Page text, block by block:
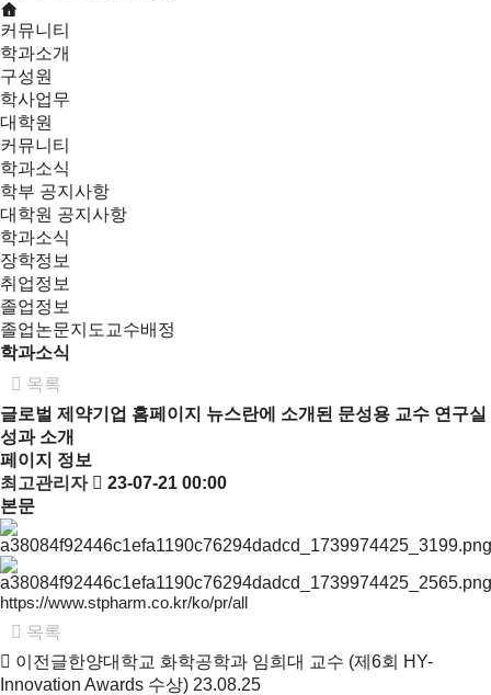
커뮤니티
학과소개
구성원
학사업무
대학원
커뮤니티
학과소식
학부 공지사항
대학원 공지사항
학과소식
장학정보
취업정보
졸업정보
졸업논문지도교수배정
학과소식
목록
글로벌 제약기업 홈페이지 뉴스란에 소개된 문성용 교수 연구실
성과 소개
페이지 정보
최고관리자
23-07-21 00:00
본문
https://www.stpharm.co.kr/ko/pr/all
목록
이전글한양대학교 화학공학과 임희대 교수 (제6회 HY-
Innovation Awards 수상) 23.08.25